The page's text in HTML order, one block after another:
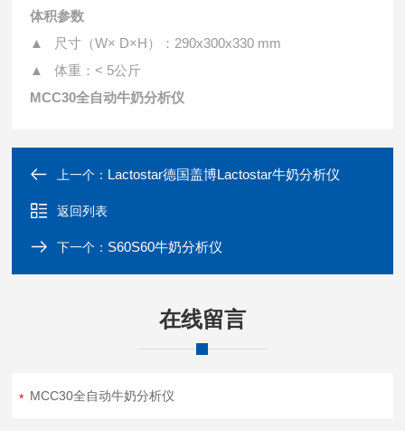
体积参数
▲ 尺寸（W× D×H）：290x300x330 mm
▲ 体重：< 5公斤
MCC30全自动牛奶分析仪
上一个： Lactostar德国盖博Lactostar牛奶分析仪
返回列表
下一个： S60S60牛奶分析仪
在线留言